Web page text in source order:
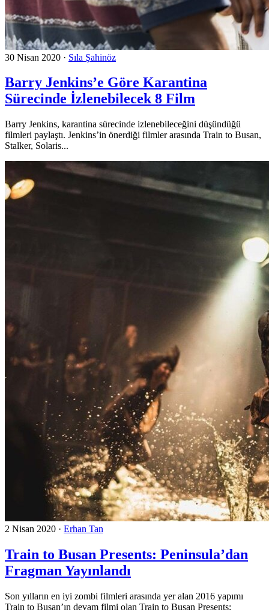
30 Nisan 2020 · Sıla Şahinöz
Barry Jenkins’e Göre Karantina
Sürecinde İzlenebilecek 8 Film
Barry Jenkins, karantina sürecinde izlenebileceğini düşündüğü
filmleri paylaştı. Jenkins’in önerdiği filmler arasında Train to Busan,
Stalker, Solaris...
2 Nisan 2020 · Erhan Tan
Train to Busan Presents: Peninsula’dan
Fragman Yayınlandı
Son yılların en iyi zombi filmleri arasında yer alan 2016 yapımı
Train to Busan’ın devam filmi olan Train to Busan Presents: